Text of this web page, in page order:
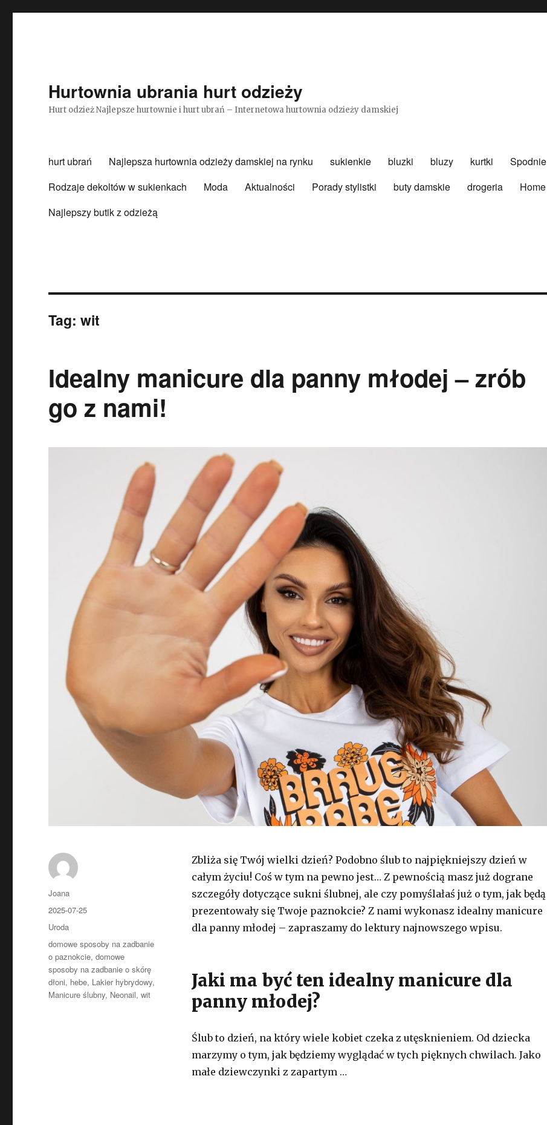
Hurtownia ubrania hurt odzieży
Hurt odzież Najlepsze hurtownie i hurt ubrań – Internetowa hurtownia odzieży damskiej
hurt ubrań Najlepsza hurtownia odzieży damskiej na rynku sukienkie bluzki bluzy kurtki Spodnie
Rodzaje dekoltów w sukienkach
Moda Aktualności Porady stylistki buty damskie drogeria Home
Najlepszy butik z odzieżą
Tag:wit
Idealny manicure dla panny młodej – zrób
go z nami!
Zbliża się Twój wielki dzień? Podobno ślub to najpiękniejszy dzień w
całym życiu! Coś w tym na pewno jest… Z pewnością masz już dograne
szczegóły dotyczące sukni ślubnej, ale czy pomyślałaś już o tym, jak będą
prezentowały się Twoje paznokcie? Z nami wykonasz idealny manicure
dla panny młodej – zapraszamy do lektury najnowszego wpisu.
Jaki ma być ten idealny manicure dla
panny młodej?
Ślub to dzień, na który wiele kobiet czeka z utęsknieniem. Od dziecka
marzymy o tym, jak będziemy wyglądać w tych pięknych chwilach. Jako
małe dziewczynki z zapartym …
Autor
Joana
Opublikowano
2025-07-25
Kategorie
Uroda
Tagi
domowe sposoby na zadbanie
o paznokcie,domowe
sposoby na zadbanie o skórę
dłoni, hebe, Lakier hybrydowy,
Manicure ślubny, Neonail,wit